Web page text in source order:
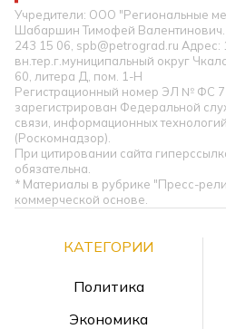
Учредители: ООО "Региональные
Шабаршин Тимофей
243 15 06, spb@petrograd.ru Адрес:
вн.тер.г.муниципальный округ
60, литера Д, пом. 1-Н
Регистрационный номер ЭЛ № ФС
зарегистрирован Федеральной
связи, информационных
(Роскомнадзор).
При цитировании сайта
обязательна.
* Материалы в рубрике "Пресс-
коммерческой основе.
КАТЕГОРИИ
Политика
Экономика